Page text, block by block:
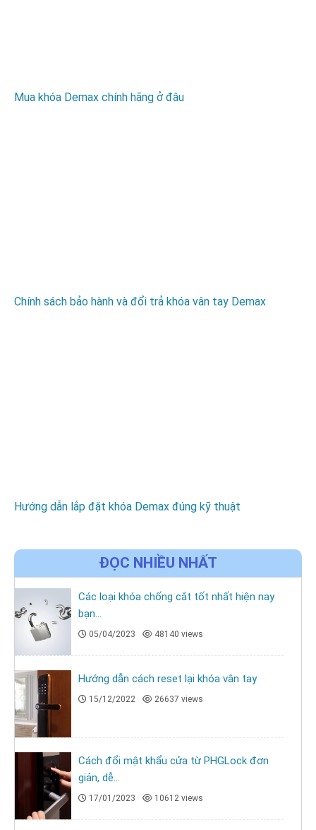
Mua khóa Demax chính hãng ở đâu
Chính sách bảo hành và đổi trả khóa vân tay Demax
Hướng dẫn lắp đặt khóa Demax đúng kỹ thuật
ĐỌC NHIỀU NHẤT
Các loại khóa chống cắt tốt nhất hiện nay
bạn...
05/04/2023 48140 views
Hướng dẫn cách reset lại khóa vân tay
15/12/2022 26637 views
Cách đổi mật khẩu cửa từ PHGLock đơn
giản, dễ...
17/01/2023 10612 views